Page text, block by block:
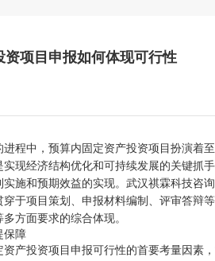
项目申报如何体现可行性
程中，预算内固定资产投资项目扮演着
现经济结构优化和可持续发展的关键抓
施和预期效益的实现。武汉祺霖科技咨
于项目策划、申报材料编制、评审答辩
方面要求的综合体现。
保障
产投资项目申报可行性的首要考量因素